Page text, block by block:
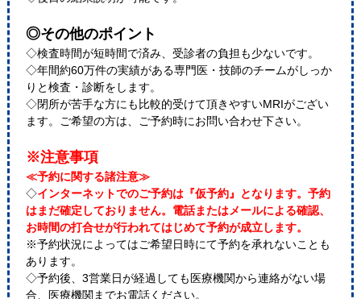
◎その他のポイント
◇検査時間が短時間で済み、受診者の負担も少ないです。
◇年間約60万件の実績がある専門医・技師のチームがしっか
りと検査・診断をします。
◇閉所が苦手な方にも比較的受けて頂きやすいMRIがござい
ます。ご希望の方は、ご予約時にお問い合わせ下さい。
※注意事項
≪予約に関する諸注意≫
◇インターネットでのご予約は『仮予約』となります。予約
はまだ確定しておりません。電話またはメールによる確認、
お時間の打合せが行われてはじめて予約が成立します。
※予約状況によってはご希望日時にて予約を承れないことも
あります。
◇予約後、3営業日が経過しても医療機関から連絡がない場
合、医療機関までお電話ください。